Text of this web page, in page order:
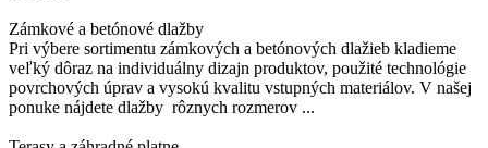
Zámkové a betónové dlažby
Pri výbere sortimentu zámkových a betónových dlažieb kladieme
veľký dôraz na individuálny dizajn produktov, použité technológie
povrchových úprav a vysokú kvalitu vstupných materiálov. V našej
ponuke nájdete dlažby rôznych rozmerov ...